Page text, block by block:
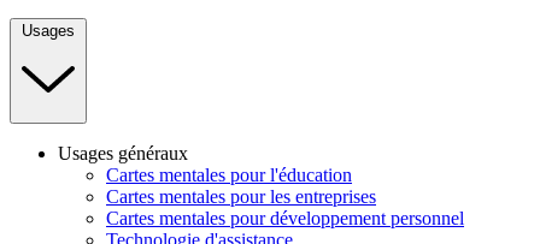
Usages
Usages généraux
Cartes mentales pour l'éducation
Cartes mentales pour les entreprises
Cartes mentales pour développement personnel